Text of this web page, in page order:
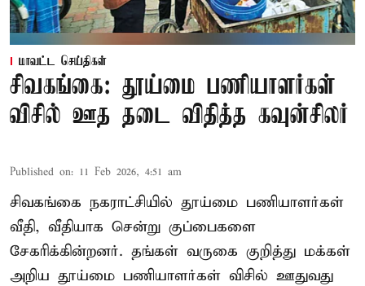
மாவட்ட செய்திகள்
சிவகங்கை: தூய்மை பணியாளர்கள்
விசில் ஊத தடை விதித்த கவுன்சிலர்
Published on: 11 Feb 2026, 4:51 am
சிவகங்கை நகராட்சியில் தூய்மை பணியாளர்கள்
வீதி, வீதியாக சென்று குப்பைகளை
சேகரிக்கின்றனர். தங்கள் வருகை குறித்து மக்கள்
அறிய தூய்மை பணியாளர்கள் விசில் ஊதுவது